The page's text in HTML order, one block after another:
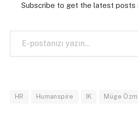
Subscribe to get the latest posts
E-postanızı yazın…
HR Humanspire IK Müge